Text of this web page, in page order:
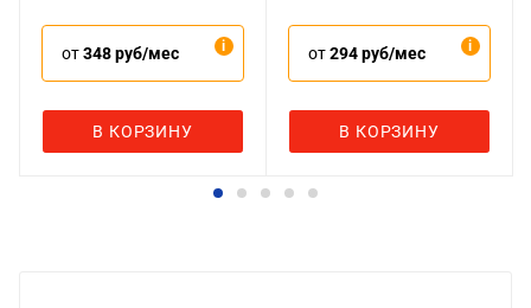
от348 руб/мес
В КОРЗИНУ
от294 руб/мес
В КОРЗИНУ